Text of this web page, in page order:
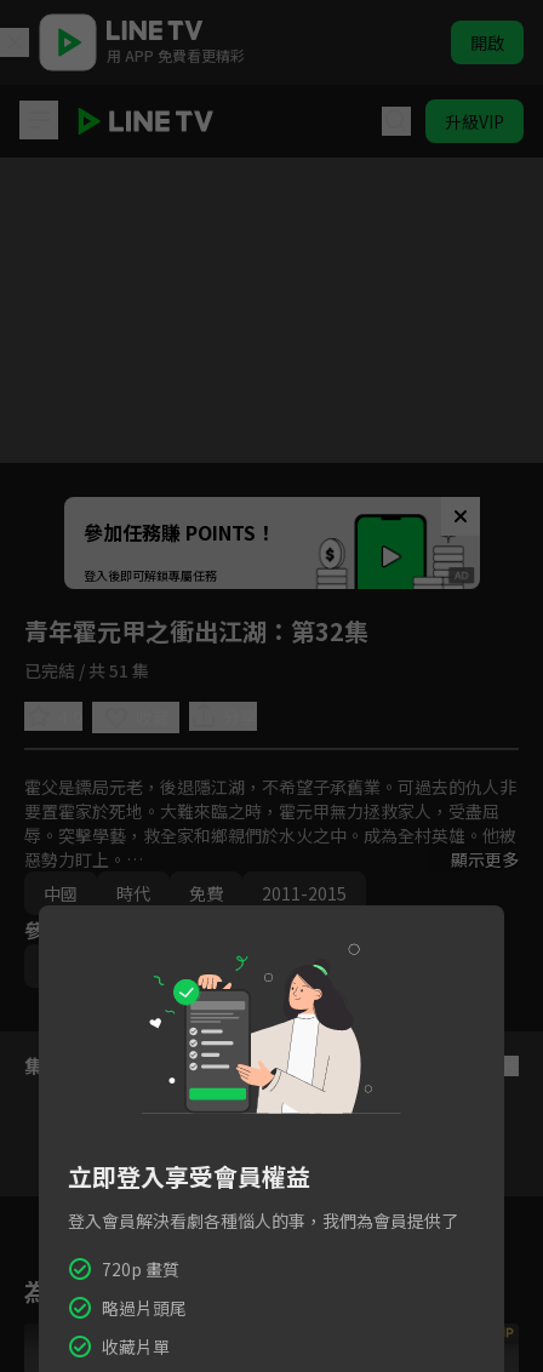
用 APP 免費看更精彩 開啟
升級VIP
Unmute
如有不便請見諒
參加任務賺 POINTS！
登入後即可解鎖專屬任務
青年霍元甲之衝出江湖 ：第32集
已完結 / 共 51 集
霍父是鏢局元老，後退隱江湖，不希望子承舊業。可過去的仇人非
要置霍家於死地。大難來臨之時，霍元甲無力拯救家人，受盡屈
辱。突擊學藝，救全家和鄉親們於水火之中。成為全村英雄。他被
惡勢力盯上。
誘其上鈎，欲用其利。霍元甲滅惡人，被迫離鄉逃往天津港。霍元
甲為生存和天津港黑幫殊死搏鬥。佔領天津碼頭，欲共處平和，卻
無法生存，只好到天津衞開鏢局。但鏢局市場已被瓜分，三家各有
背景。老鏢局設盡法子將霍元甲擠出天津衞，並將其投進監獄置於
死地。霍元甲被迫出手，統一鏢局，威震四方。怎料，漕幫和青幫
顯示更多
中國
時代 免費 2011-2015
參與演員
寇振海
集數列表
30 31 32 33 34
為您推薦
VIP
立即登入享受會員權益
登入會員解決看劇各種惱人的事，我們為會員提供了
720p 畫質
略過片頭尾
收藏片單